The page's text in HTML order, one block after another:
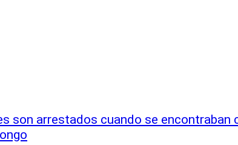
son arrestados cuando se encontraban